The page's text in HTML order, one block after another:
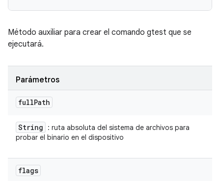
Método auxiliar para crear el comando gtest que se
ejecutará.
Parámetros
fullPath
String
: ruta absoluta del sistema de archivos para
probar el binario en el dispositivo
flags